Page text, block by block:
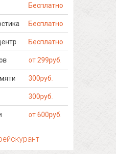
Бесплатно
Бесплатно
Бесплатно
от 299руб.
300руб.
300руб.
от 600руб.